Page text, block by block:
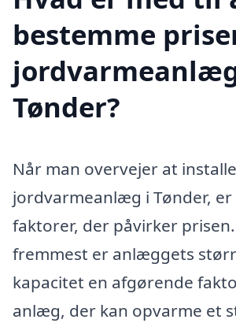
bestemme
Tønder?
Når man overvejer at
jordvarmeanlæg i Tønder,
faktorer, der påvirker
fremmest er anlæggets
kapacitet en afgørende
anlæg, der kan opvarme et